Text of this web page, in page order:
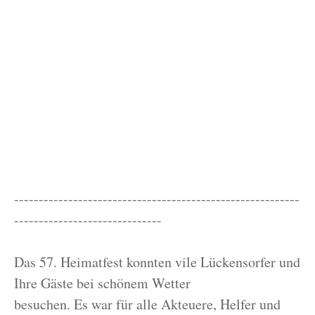
----------------------------------------------------------
------------------------------
Das 57. Heimatfest konnten vile Lückensorfer und
Ihre Gäste bei schönem Wetter
besuchen. Es war für alle Akteuere, Helfer und